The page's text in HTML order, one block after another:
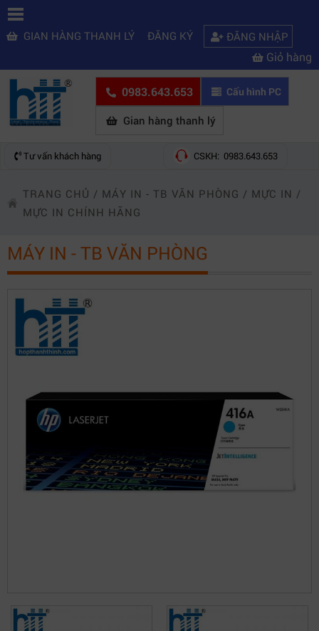
GIAN HÀNG THANH LÝ ĐĂNG KÝ ĐĂNG NHẬP
Giỏ hàng
0983.643.653 Cấu hình PC
Gian hàng thanh lý
Tư vấn khách hàng CSKH: 0983.643.653
TRANG CHỦ / MÁY IN - TB VĂN PHÒNG / MỰC IN /
MỰC IN CHÍNH HÃNG
MÁY IN - TB VĂN PHÒNG